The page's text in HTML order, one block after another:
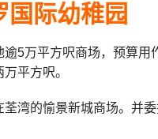
国际幼稚园
逾5万平方呎商场，预算
平方呎。
荃湾的愉景新城商场。并